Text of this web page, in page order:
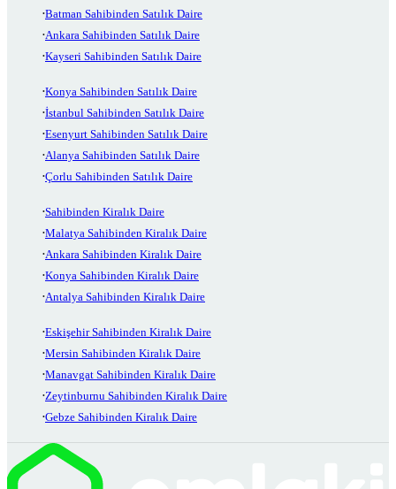
Batman Sahibinden Satılık Daire
Ankara Sahibinden Satılık Daire
Kayseri Sahibinden Satılık Daire
Konya Sahibinden Satılık Daire
İstanbul Sahibinden Satılık Daire
Esenyurt Sahibinden Satılık Daire
Alanya Sahibinden Satılık Daire
Çorlu Sahibinden Satılık Daire
Sahibinden Kiralık Daire
Malatya Sahibinden Kiralık Daire
Ankara Sahibinden Kiralık Daire
Konya Sahibinden Kiralık Daire
Antalya Sahibinden Kiralık Daire
Eskişehir Sahibinden Kiralık Daire
Mersin Sahibinden Kiralık Daire
Manavgat Sahibinden Kiralık Daire
Zeytinburnu Sahibinden Kiralık Daire
Gebze Sahibinden Kiralık Daire